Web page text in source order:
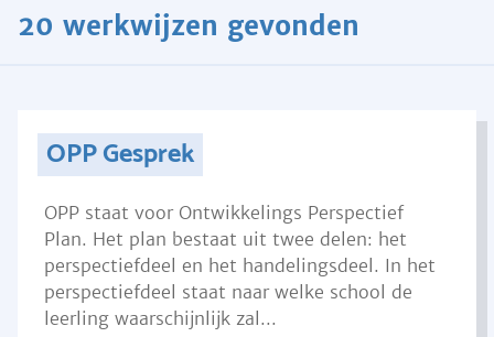
20 werkwijzen gevonden
OPP Gesprek
OPP staat voor Ontwikkelings Perspectief
Plan. Het plan bestaat uit twee delen: het
perspectiefdeel en het handelingsdeel. In het
perspectiefdeel staat naar welke school de
leerling waarschijnlijk zal...